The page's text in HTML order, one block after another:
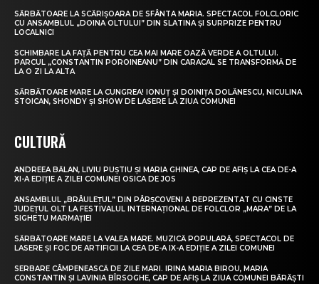
SĂRBĂTOARE LA SCĂRIȘOARA DE SFÂNTA MARIA. SPECTACOL FOLCLORIC
CU ANSAMBLUL „DOINA OLTULUI” DIN SLATINA ȘI SURPRIZE PENTRU
LOCALNICI
SCHIMBARE LA FAȚĂ PENTRU CEA MAI MARE OAZĂ VERDE A OLTULUI.
PARCUL „CONSTANTIN POROINEANU” DIN CARACAL SE TRANSFORMĂ DE
LA O ZI LA ALTA
SĂRBĂTOARE MARE LA CUNGREA! IONUȚ ȘI DOINIȚA DOLĂNESCU, NICULINA
STOICAN, SHONDY ȘI SHOW DE LASERE LA ZIUA COMUNEI
CULTURĂ
ANDREEA BĂLAN, LIVIU PUȘTIU ȘI MARIA GHINEA, CAP DE AFIȘ LA CEA DE-A
XI-A EDIȚIE A ZILEI COMUNEI OSICA DE JOS
ANSAMBLUL „BRÂULEȚUL” DIN PÂRȘCOVENI A REPREZENTAT CU CINSTE
JUDEȚUL OLT LA FESTIVALUL INTERNAȚIONAL DE FOLCLOR „MARA” DE LA
SIGHETU MARMAȚIEI
SĂRBĂTOARE MARE LA VALEA MARE. MUZICĂ POPULARĂ, SPECTACOL DE
LASERE ȘI FOC DE ARTIFICII LA CEA DE-A IX-A EDIȚIE A ZILEI COMUNEI
SERBARE CÂMPENEASCĂ DE ZILE MARI. IRINA MARIA BIROU, MARIA
CONSTANTIN ȘI LAVINIA BÎRSOGHE, CAP DE AFIȘ LA ZIUA COMUNEI BĂRĂȘTI